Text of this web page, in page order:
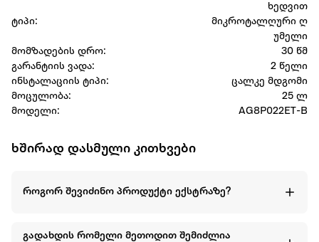
ხედვით
ტიპი:
მიკროტალღური ღ
უმელი
მომზადების დრო:
30 წმ
გარანტიის ვადა:
2 წელი
ინსტალაციის ტიპი:
ცალკე მდგომი
მოცულობა:
25 ლ
მოდელი:
AG8P022ET-B
ხშირად დასმული კითხვები
როგორ შევიძინო პროდუქტი ექსტრაზე?
გადახდის რომელი მეთოდით შემიძლია